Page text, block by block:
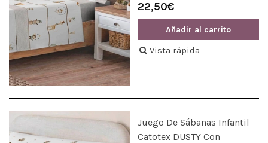
22,50€
Añadir al carrito
Vista rápida
Juego De Sábanas Infantil
Catotex DUSTY Con